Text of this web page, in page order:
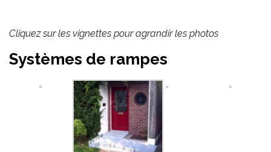
Cliquez sur les vignettes pour agrandir les photos
Systèmes de rampes